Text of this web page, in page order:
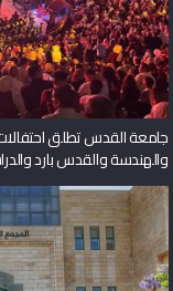
جامعة القدس تطلق
والهندسة والقدس بارد